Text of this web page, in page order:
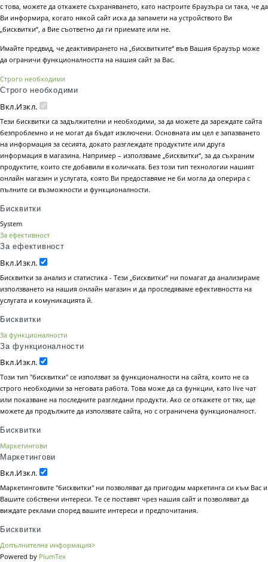
с това, можете да откажете съхраняването, като настроите браузъра си така, че да
Ви информира, когато някой сайт иска да запамети на устройството Ви
„бисквитки“, а Вие съответно да ги приемате или не.
Имайте предвид, че деактивирането на „бисквитките“ във Вашия браузър може
да ограничи функционалността на нашия сайт за Вас.
Строго необходими
Строго необходими
Вкл.Изкл.
Тези бисквитки са задължителни и необходими, за да можете да зареждате сайта
безпроблемно и не могат да бъдат изключени. Основната им цел е запазването
на информация за сесията, докато разглеждате продуктите или друга
информация в магазина. Например – използваме „бисквитки“, за да съхраним
продуктите, които сте добавили в количката. Без този тип технологии нашият
онлайн магазин и услугата, която Ви предоставяме не би могла да оперира с
пълните си възможности и функционалности.
Бисквитки
System
За ефективност
За ефективност
Вкл.Изкл.
Бисквитки за анализ и статистика - Тези „бисквитки“ ни помагат да анализираме
използването на нашия онлайн магазин и да проследяваме ефективността на
услугата и комуникацията й.
Бисквитки
За функционалности
За функционалности
Вкл.Изкл.
Този тип "бисквитки" се използват за функционалности на сайта, които не са
строго необходими за неговата работа. Това може да са функции, като live чат
или показване на последните разгледани продукти. Ако се откажете от тях, ще
можете да продължите да използвате сайта, но с ограничена функционалност.
Бисквитки
Маркетингови
Маркетингови
Вкл.Изкл.
Маркетинговите "бисквитки" ни позволяват да пригодим маркетинга си към Вас и
Вашите собствени интереси. Те се поставят чрез нашия сайт и позволяват да
виждате реклами според вашите интереси и предпочитания.
Бисквитки
Допълнителна информация>
Powered by PlumTex